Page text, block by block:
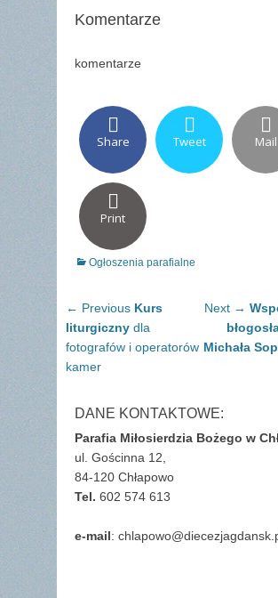
Komentarze
komentarze
Share Tweet Mail
Print
Categories
Ogłoszenia parafialne
Nawigacja
wpisu
← Previous Previous
post:
Kurs
liturgiczny dla
fotografów i operatorów
kamer
Next → Next
post:
Michała
DANE KONTAKTOWE:
Parafia Miłosierdzia Bożego w
ul. Gościnna 12,
84-120 Chłapowo
Tel. 602 574 613
e-mail: